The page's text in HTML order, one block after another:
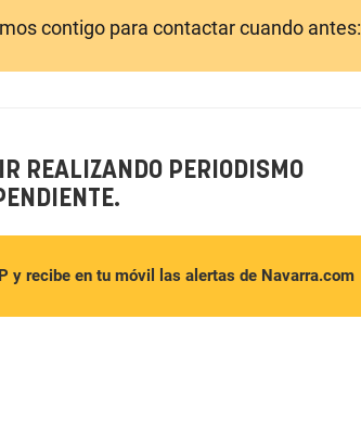
contigo para contactar cuando antes:
REALIZANDO PERIODISMO
y recibe en tu móvil las alertas de Navarra.com